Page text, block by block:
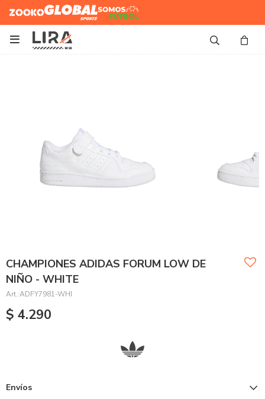
Zooko Global Sports
Somos
Futbol

CHAMPIONES ADIDAS FORUM LOW DE
NIÑO - WHITE
ADFY7981-WHI
$ 4.290
Envíos